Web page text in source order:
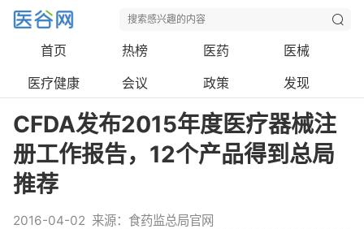
首页 热榜 医药
医械
医疗健康
会议 政策 发现
CFDA发布2015年度医疗器械注
册工作报告，12个产品得到总局
推荐
2016-04-02 来源：食药监总局官网